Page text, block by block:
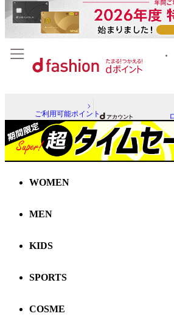
ご利用可能ポイント
WOMEN
MEN
KIDS
SPORTS
COSME